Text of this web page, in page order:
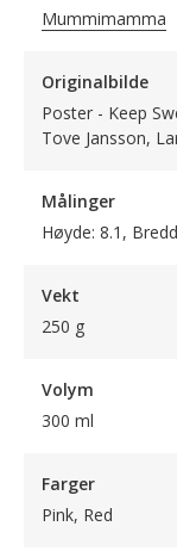
Mummimamma
Originalbilde
Poster - Keep
Tove Jansson,
Målinger
Høyde: 8.1,
Vekt
250 g
Volym
300 ml
Farger
Pink, Red